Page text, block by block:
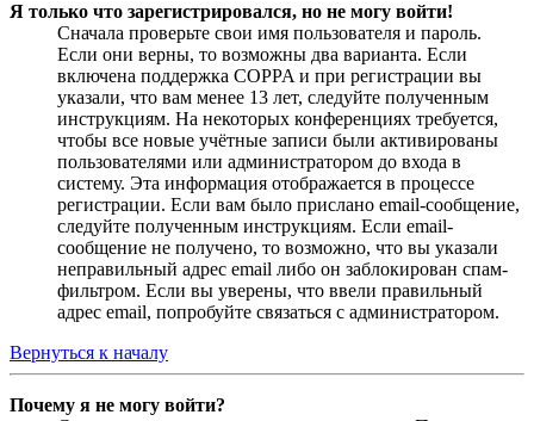
Я только что зарегистрировался, но не могу войти!
Сначала проверьте свои имя пользователя и пароль.
Если они верны, то возможны два варианта. Если
включена поддержка COPPA и при регистрации вы
указали, что вам менее 13 лет, следуйте полученным
инструкциям. На некоторых конференциях требуется,
чтобы все новые учётные записи были активированы
пользователями или администратором до входа в
систему. Эта информация отображается в процессе
регистрации. Если вам было прислано email-сообщение,
следуйте полученным инструкциям. Если email-
сообщение не получено, то возможно, что вы указали
неправильный адрес email либо он заблокирован спам-
фильтром. Если вы уверены, что ввели правильный
адрес email, попробуйте связаться с администратором.
Вернуться к началу
Почему я не могу войти?